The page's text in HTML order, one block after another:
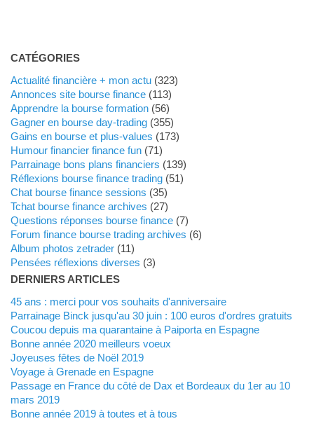
CATÉGORIES
Actualité financière + mon actu(323)
Annonces site bourse finance(113)
Apprendre la bourse formation(56)
Gagner en bourse day-trading(355)
Gains en bourse et plus-values (173)
Humour financier finance fun(71)
Parrainage bons plans financiers (139)
Réflexions bourse finance trading(51)
Chat bourse finance sessions (35)
Tchat bourse finance archives (27)
Questions réponses bourse finance(7)
Forum finance bourse trading archives (6)
Album photos zetrader(11)
Pensées réflexions diverses (3)
DERNIERS ARTICLES
45 ans : merci pour vos souhaits d'anniversaire
Parrainage Binck jusqu'au 30 juin : 100 euros d'ordres gratuits
Coucou depuis ma quarantaine à Paiporta en Espagne
Bonne année 2020 meilleurs voeux
Joyeuses fêtes de Noël 2019
Voyage à Grenade en Espagne
Passage en France du côté de Dax et Bordeaux du 1er au 10
mars 2019
Bonne année 2019 à toutes et à tous